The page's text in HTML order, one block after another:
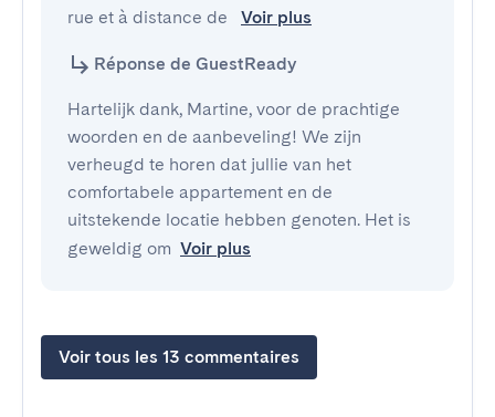
rue et à distance de
Voir plus
Réponse de GuestReady
Hartelijk dank, Martine, voor de prachtige
woorden en de aanbeveling! We zijn
verheugd te horen dat jullie van het
comfortabele appartement en de
uitstekende locatie hebben genoten. Het is
geweldig om Voir plus
Voir tous les 13 commentaires